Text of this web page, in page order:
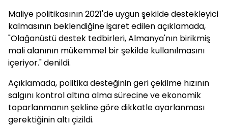
Maliye politikasının 2021'de uygun şekilde destekleyici
kalmasının beklendiğine işaret edilen açıklamada,
"Olağanüstü destek tedbirleri, Almanya'nın birikmiş
mali alanının mükemmel bir şekilde kullanılmasını
içeriyor." denildi.
Açıklamada, politika desteğinin geri çekilme hızının
salgını kontrol altına alma sürecine ve ekonomik
toparlanmanın şekline göre dikkatle ayarlanması
gerektiğinin altı çizildi.